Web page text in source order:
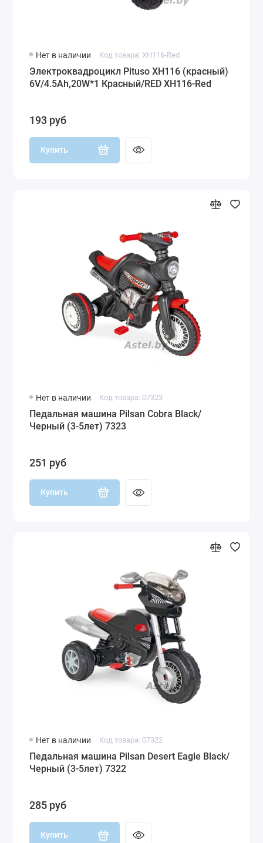
Нет в наличии Код товара: XH116-Red
Электроквадроцикл Pituso XH116 (красный)
6V/4.5Ah,20W*1 Красный/RED XH116-Red
193 руб
Купить
Нет в наличии Код товара: 07323
Педальная машина Pilsan Cobra Black/
Черный (3-5лет) 7323
251 руб
Купить
Нет в наличии Код товара: 07322
Педальная машина Pilsan Desert Eagle Black/
Черный (3-5лет) 7322
285 руб
Купить